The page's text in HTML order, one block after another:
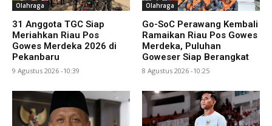
Olahraga
31 Anggota TGC Siap
Meriahkan Riau Pos
Gowes Merdeka 2026 di
Pekanbaru
9 Agustus 2026 -10:39
Olahraga
Go-SoC Perawang Kembali
Ramaikan Riau Pos Gowes
Merdeka, Puluhan
Goweser Siap Berangkat
8 Agustus 2026 -10:25